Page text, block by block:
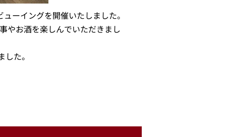
ーイングを開催いたしました。
やお酒を楽しんでいただきまし
た。